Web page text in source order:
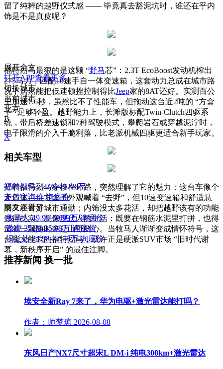
留了纯粹的越野仪式感 —— 毕竟真去豁泥坑时，谁还在乎内
饰是不是真皮呢？
福特烈马最狠的是这颗 “野马芯”：2.3T EcoBoost发动机榨出
275马力，匹配10速手自一体变速箱，这套动力总成在城市路
况下居然能把低速顿挫控制得比Jeep家的8AT还好。实测百公
里加速7.6秒，虽然比不了性能车，但拖动这台近2吨的 “方盒
子” 足够轻盈。越野能力上，长滩版标配Twin-Clutch四驱系
统，带后桥差速锁和7种驾驶模式，攀爬岩石或穿越泥泞时，
电子限滑的介入干脆利落，比老派机械四驱更适合新手玩家。
开着福特烈马穿梭在环路，突然理解了它的魅力：这台车像个
矛盾体——方盒子外观喊着 “去野”，但10速变速箱和舒适悬
架又在讨好城市通勤；内饰没太多花活，却把越野该有的功能
做得扎实。就像现代人的生活：既要在钢筋水泥里打拼，也得
留着一颗随时奔赴山野的心。当牧马人渐渐变成情怀符号，这
台能文能武的福特烈马，或许正是硬派SUV市场 “旧时代谢
幕，新秩序开启” 的最佳注脚。
展开全文
打开APP查看更多
切换城市
当前城市
北京
B
X
相关车型
福特烈马 22.98-49.88万
支付宝询价 询底价
网友还看了
牧马人 49.99-59.99万 询底价
傲虎 35.98-35.98万 询底价
汉兰达 24.98-32.58万 询底价
推荐新闻 换一批
埃安全新Ray 7来了，华为电驱+激光雷达能打吗？
作者：师梦琼 2026-08-08
东风日产NX7尺寸超宋L DM-i 纯电300km+激光雷达